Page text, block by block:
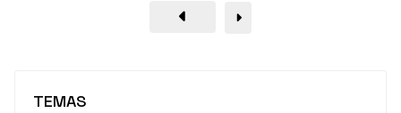
TEMAS